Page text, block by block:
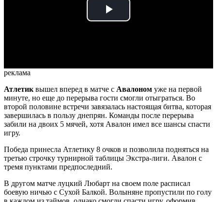
Play
реклама
Атлетиквышел вперед в матче с Авалоном уже на первой
минуте, но еще до перерыва гости смогли отыграться. Во
второй половине встречи завязалась настоящая битва, которая
завершилась в пользу днепрян. Команды после перерыва
забили на двоих 5 мячей, хотя Авалон имел все шансы спасти
игру.
Победа принесла Атлетику 8 очков и позволила подняться на
третью строчку турнирной таблицы Экстра-лиги. Авалон с
тремя пунктами предпоследний.
В другом матче луцкий Любарт на своем поле расписал
боевую ничью с Сухой Балкой. Волыняне пропустили по голу